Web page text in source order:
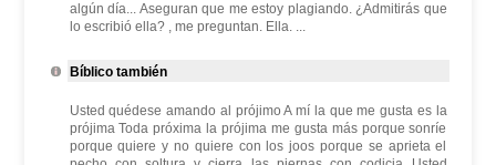
algún día... Aseguran que me estoy plagiando. ¿Admitirás que
lo escribió ella? , me preguntan. Ella. ...
Bíblico también
Usted quédese amando al prójimo A mí la que me gusta es la
prójima Toda próxima la prójima me gusta más porque sonríe
porque quiere y no quiere con los joos porque se aprieta el